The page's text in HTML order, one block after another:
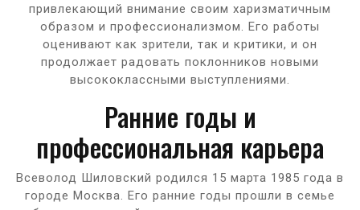
привлекающий внимание своим харизматичным
образом и профессионализмом. Его работы
оценивают как зрители, так и критики, и он
продолжает радовать поклонников новыми
высококлассными выступлениями.
Ранние годы и
профессиональная карьера
Всеволод Шиловский родился 15 марта 1985 года в
городе Москва. Его ранние годы прошли в семье